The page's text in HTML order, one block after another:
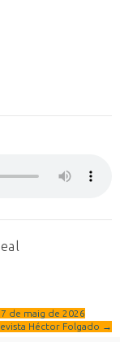
de maig de 2026
Héctor Folgado →